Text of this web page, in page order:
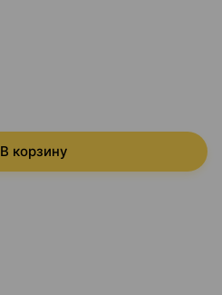
В корзину